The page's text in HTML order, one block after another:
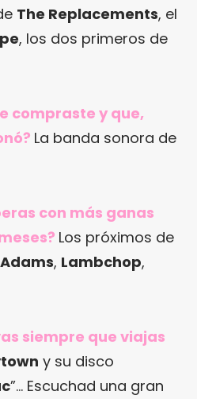
The Replacements, el
, los dos primeros de
compraste y que,
La banda sonora de
con más ganas
Los próximos de
, Lambchop,
siempre que viajas
y su disco
”… Escuchad una gran